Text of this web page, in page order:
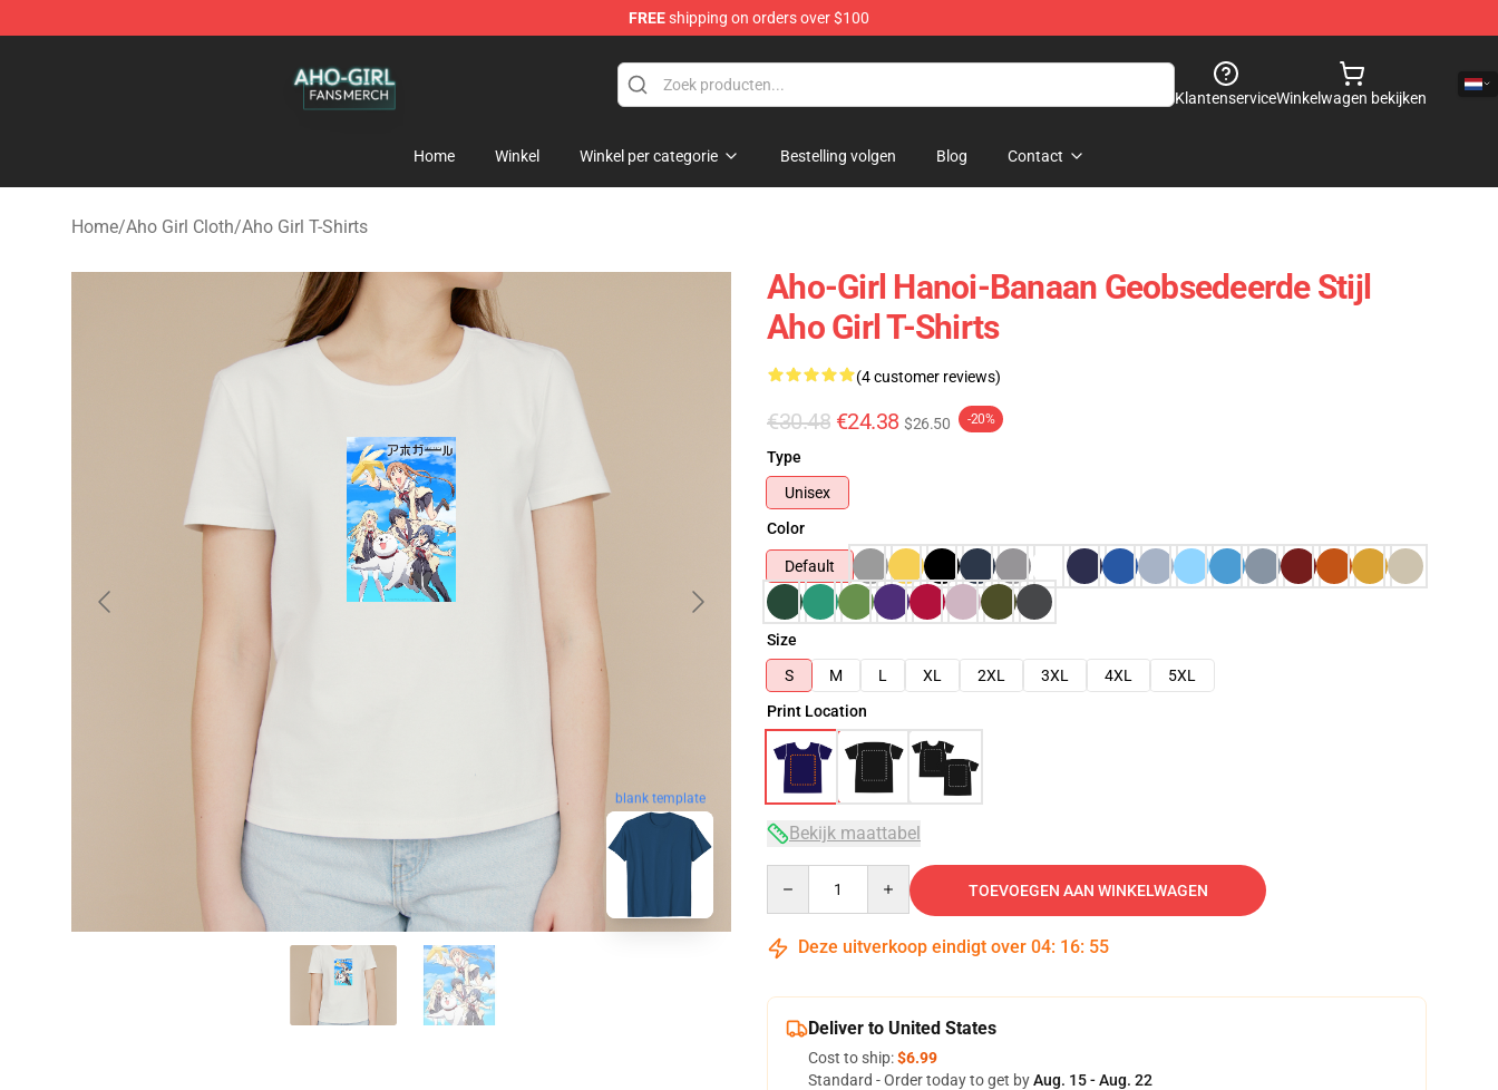
FREEshipping on orders over $100
KlantenserviceWinkelwagen bekijken
Home Winkel Winkel per categorie Bestelling volgen Blog Contact
Home/Aho Girl Cloth/Aho Girl T-Shirts
blank template
Aho-Girl Hanoi-Banaan Geobsedeerde Stijl
Aho Girl T-Shirts
(4 customer reviews)
€30.48 €24.38 $26.50 -20%
Type
Unisex
Color
Default
Size
S
M L XL 2XL 3XL 4XL
5XL
Print Location
Bekijk maattabel
TOEVOEGEN AAN WINKELWAGEN
Deze uitverkoop eindigt over 04: 16: 54
Deliver to United States
Cost to ship:$6.99
Standard - Order today to get byAug. 15 - Aug. 22